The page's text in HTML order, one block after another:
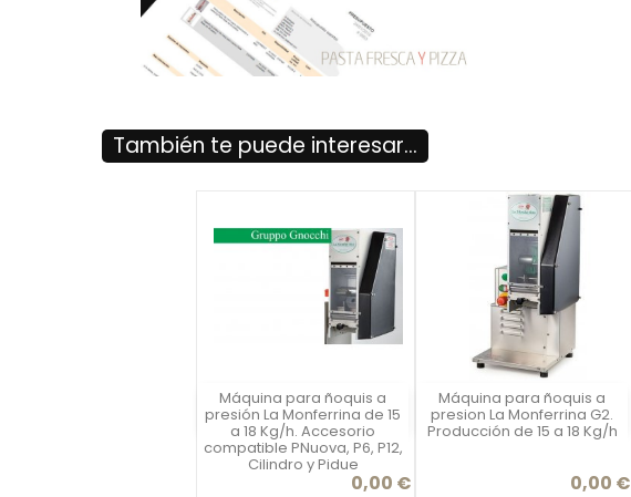
También te puede interesar...
Máquina para ñoquis a
presión La Monferrina de 15
a 18 Kg/h. Accesorio
compatible PNuova, P6, P12,
Cilindro y Pidue
Precio0,00 €

Vista rápida Máquina para ñoquis a
presion La Monferrina G2.
Producción de 15 a 18 Kg/h
Precio0,00 €

Vista rápida